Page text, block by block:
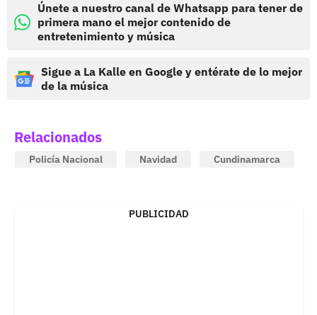
Únete a nuestro canal de Whatsapp para tener de
primera mano el mejor contenido de
entretenimiento y música
Sigue a La Kalle en Google y entérate de lo mejor
de la música
Relacionados
Policía Nacional Navidad Cundinamarca
PUBLICIDAD